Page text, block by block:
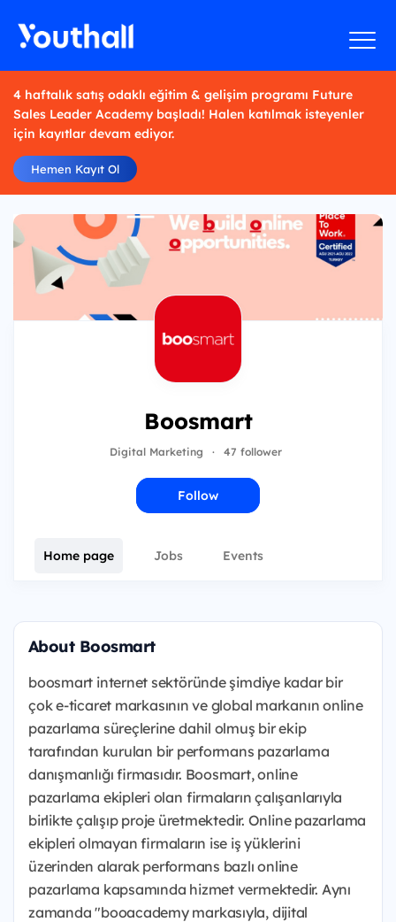
4 haftalık satış odaklı eğitim & gelişim programı Future
Sales Leader Academy başladı! Halen katılmak isteyenler
için kayıtlar devam ediyor.
Hemen Kayıt Ol
Boosmart
Digital Marketing · 47 follower
Follow
Home page Jobs Events
About Boosmart
boosmart internet sektöründe şimdiye kadar bir
çok e-ticaret markasının ve global markanın online
pazarlama süreçlerine dahil olmuş bir ekip
tarafından kurulan bir performans pazarlama
danışmanlığı firmasıdır. Boosmart, online
pazarlama ekipleri olan firmaların çalışanlarıyla
birlikte çalışıp proje üretmektedir. Online pazarlama
ekipleri olmayan firmaların ise iş yüklerini
üzerinden alarak performans bazlı online
pazarlama kapsamında hizmet vermektedir. Aynı
zamanda "booacademy markasıyla, dijital